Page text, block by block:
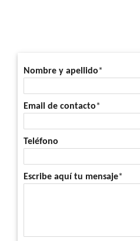
Nombre y apellido*
Email de contacto*
Teléfono
Escribe aquí tu mensaje*